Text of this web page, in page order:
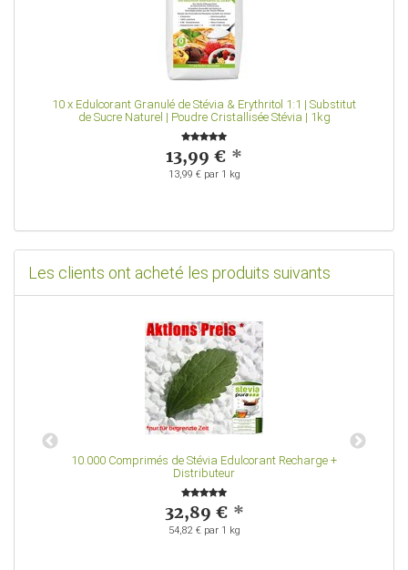
10 x Edulcorant Granulé de Stévia & Erythritol 1:1 | Substitut
de Sucre Naturel | Poudre Cristallisée Stévia | 1kg
13,99 € *
13,99 € par 1 kg
Les clients ont acheté les produits suivants
10.000 Comprimés de Stévia Edulcorant Recharge +
Distributeur
32,89 € *
54,82 € par 1 kg